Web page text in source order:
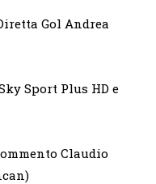
Gol Andrea
Plus HD e
Claudio